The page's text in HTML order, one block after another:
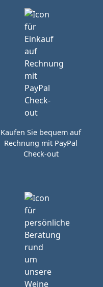
Kaufen Sie bequem auf
Rechnung mit PayPal
Check-out